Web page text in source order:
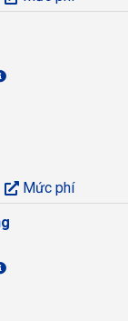
Mức phí